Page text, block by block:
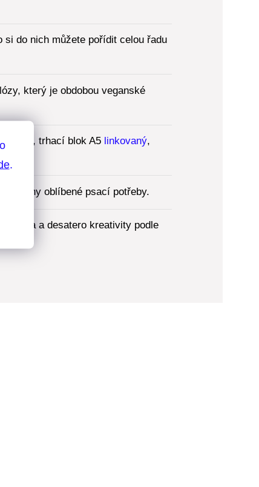
.
do nich můžete pořídit celou řadu
který je obdobou veganské
A5 , trhací blok A5 linkovaný,
všechny oblíbené psací potřeby.
a desatero kreativity podle